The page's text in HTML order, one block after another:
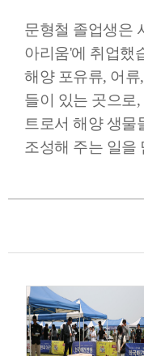
문형철 졸업생은
아리움'에 취업했
해양 포유류, 어
들이 있는 곳으로
트로서 해양 생물
조성해 주는 일을